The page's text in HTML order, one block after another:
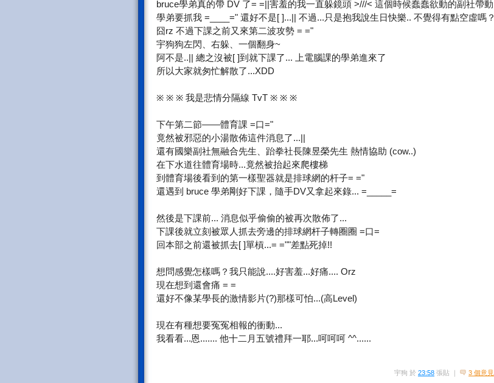
bruce學弟真的帶 DV 了= =||害羞的我一直躲鏡頭 >///< 這個時候蠢蠢欲動的副社帶動
學弟要抓我 =____=" 還好不是[ ]...|| 不過...只是抱我說生日快樂.. 不覺得有點空虛嗎？
囧rz 不過下課之前又來第二波攻勢 = ="
宇狗狗左閃、右躲、一個翻身~
阿不是..|| 總之沒被[ ]到就下課了... 上電腦課的學弟進來了
所以大家就匆忙解散了...XDD
※ ※ ※ 我是悲情分隔線 TvT ※ ※ ※
下午第二節——體育課 =口="
竟然被邪惡的小湯散佈這件消息了...||
還有國樂副社無融合先生、跆拳社長陳昱榮先生 熱情協助 (cow..)
在下水道往體育場時...竟然被抬起來爬樓梯
到體育場後看到的第一樣聖器就是排球網的杆子= ="
還遇到 bruce 學弟剛好下課，隨手DV又拿起來錄... =_____=
然後是下課前... 消息似乎偷偷的被再次散佈了...
下課後就立刻被眾人抓去旁邊的排球網杆子轉圈圈 =口=
回本部之前還被抓去[ ]單槓...= =""差點死掉!!
想問感覺怎樣嗎？我只能說....好害羞...好痛.... Orz
現在想到還會痛 = =
還好不像某學長的激情影片(?)那樣可怕...(高Level)
現在有種想要冤冤相報的衝動...
我看看...恩....... 他十二月五號禮拜一耶...呵呵呵 ^^......
宇狗 於 23:58 張貼 ｜ 3 個意見